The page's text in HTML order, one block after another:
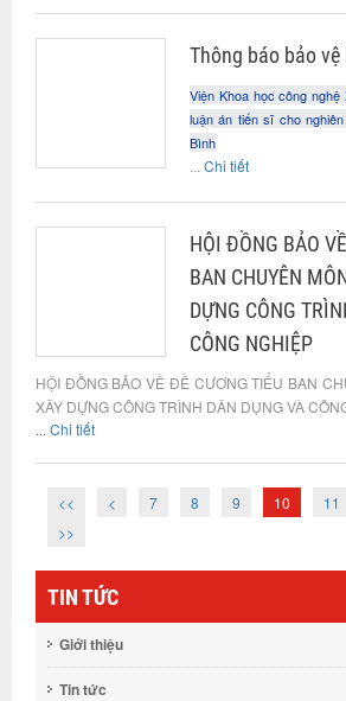
Thông báo bảo
Viện Khoa học công
luận án tiến sĩ cho
Bình
... Chi tiết
HỘI ĐỒNG BẢO
BAN CHUYÊN
DỰNG CÔNG
CÔNG NGHIỆP
HỘI ĐỒNG BẢO VỀ ĐỀ CƯƠNG TIỂU BAN
XÂY DỰNG CÔNG TRÌNH DÂN DỤNG VÀ
... Chi tiết
<< < 7 8 9 10 11
>>
TIN TỨC
Giới thiệu
Tin tức